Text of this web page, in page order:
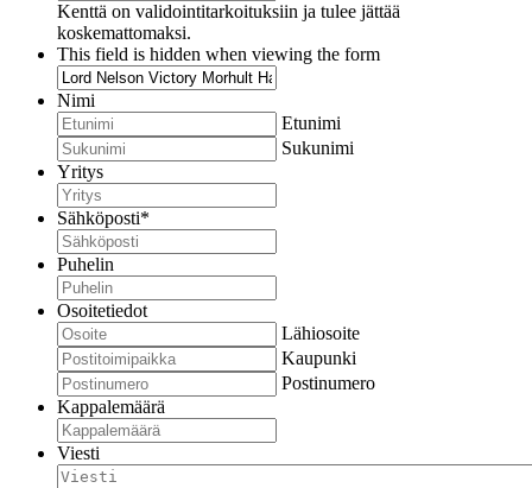
Kenttä on validointitarkoituksiin ja tulee jättää
koskemattomaksi.
This field is hidden when viewing the form
Nimi
Etunimi
Sukunimi
Yritys
Sähköposti*
Puhelin
Osoitetiedot
Lähiosoite
Kaupunki
Postinumero
Kappalemäärä
Viesti